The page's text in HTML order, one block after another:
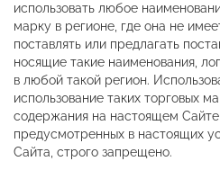
использовать любое
марку в регионе, где она не
поставлять или предлагать
носящие такие наименования,
в любой такой регион.
использование таких торговых
содержания на настоящем
предусмотренных в настоящих
Сайта, строго запрещено.